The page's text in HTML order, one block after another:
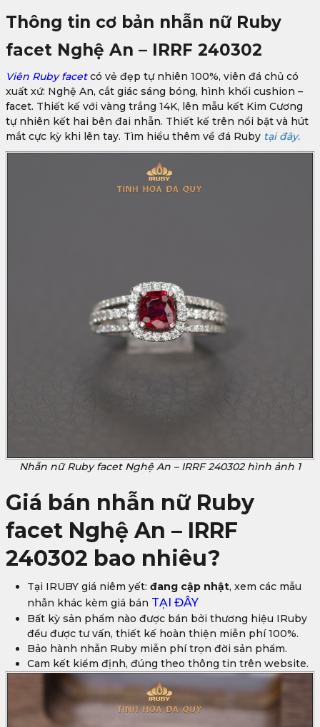
Thông tin cơ bản nhẫn nữ Ruby
facet Nghệ An – IRRF 240302
Viên Ruby facetcó vẻ đẹp tự nhiên 100%, viên đá chủ có
xuất xứ: Nghệ An, cắt giác sáng bóng, hình khối cushion –
facet. Thiết kế với vàng trắng 14K, lên mẫu kết Kim Cương
tự nhiên kết hai bên đai nhẫn. Thiết kế trên nổi bật và hút
mắt cực kỳ khi lên tay. Tìm hiểu thêm về đá Ruby tại đây.
Nhẫn nữ Ruby facet Nghệ An – IRRF 240302 hình ảnh 1
Giá bán nhẫn nữ Ruby
facet Nghệ An – IRRF
240302 bao nhiêu?
Tại IRUBY giá niêm yết: đang cập nhật, xem các mẫu
nhẫn khác kèm giá bán TẠI ĐÂY
Bất kỳ sản phẩm nào được bán bởi thương hiệu IRuby
đều được tư vấn, thiết kế hoàn thiện miễn phí 100%.
Bảo hành nhẫn Ruby miễn phí trọn đời sản phẩm.
Cam kết kiểm định, đúng theo thông tin trên website.